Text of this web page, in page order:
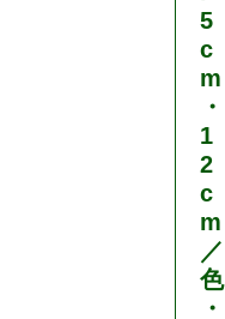
5
c
m
・
1
2
c
m
／
色
・